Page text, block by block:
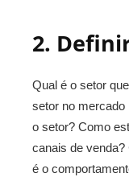
2.
Qual é o setor
setor no mercado
o setor? Como
canais de venda?
é o